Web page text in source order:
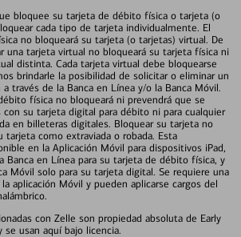
bloquee su tarjeta de débito física o tarjeta (o
cada tipo de tarjeta individualmente. El
no bloqueará su tarjeta (o tarjetas) virtual. De
una tarjeta virtual no bloqueará su tarjeta física ni
distinta. Cada tarjeta virtual debe bloquearse
brindarle la posibilidad de solicitar o eliminar un
través de la Banca en Línea y/o la Banca Móvil.
física no bloqueará ni prevendrá que se
con su tarjeta digital para débito ni para cualquier
en billeteras digitales. Bloquear su tarjeta no
tarjeta como extraviada o robada. Esta
en la Aplicación Móvil para dispositivos iPad,
Banca en Línea para su tarjeta de débito física, y
Móvil solo para su tarjeta digital. Se requiere una
aplicación Móvil y pueden aplicarse cargos del
con Zelle son propiedad absoluta de Early
se usan aquí bajo licencia.